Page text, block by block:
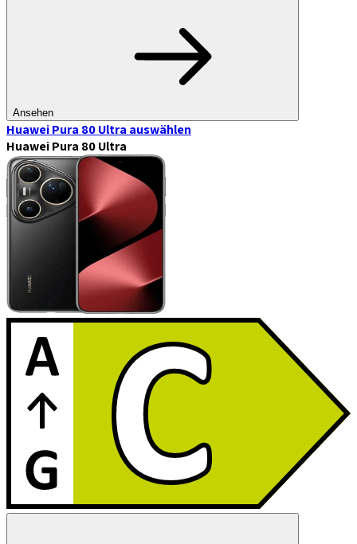
Ansehen
Huawei Pura 80 Ultra auswählen
Huawei Pura 80 Ultra